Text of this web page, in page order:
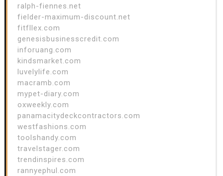
ralph-fiennes.net
fielder-maximum-discount.net
fitfllex.com
genesisbusinesscredit.com
inforuang.com
kindsmarket.com
luvelylife.com
macramb.com
mypet-diary.com
oxweekly.com
panamacitydeckcontractors.com
westfashions.com
toolshandy.com
travelstager.com
trendinspires.com
rannyephul.com